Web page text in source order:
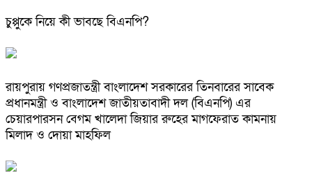
চুপ্পুকে নিয়ে কী ভাবছে বিএনপি?
রায়পুরায় গণপ্রজাতন্ত্রী বাংলাদেশ সরকারের তিনবারের সাবেক
প্রধানমন্ত্রী ও বাংলাদেশ জাতীয়তাবাদী দল (বিএনপি) এর
চেয়ারপারসন বেগম খালেদা জিয়ার রুহের মাগফেরাত কামনায়
মিলাদ ও দোয়া মাহফিল